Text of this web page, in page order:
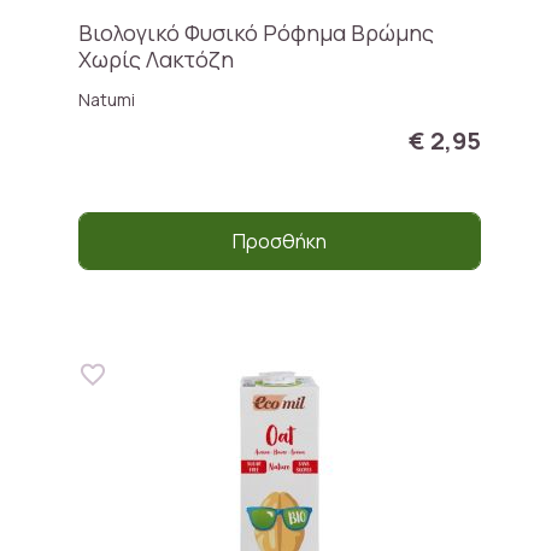
Βιολογικό Φυσικό Ρόφημα Βρώμης
Χωρίς Λακτόζη
Natumi
€ 2,95
Προσθήκη